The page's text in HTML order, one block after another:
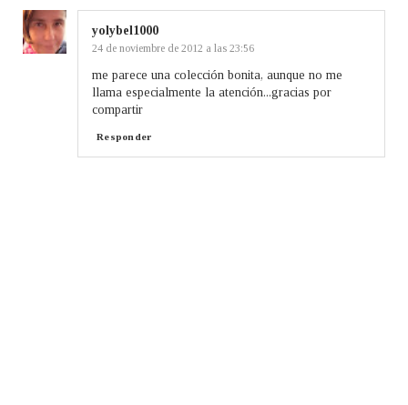
yolybel1000
24 de noviembre de 2012 a las 23:56
me parece una colección bonita, aunque no me
llama especialmente la atención...gracias por
compartir
Responder